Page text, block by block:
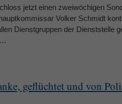
jetzt einen zweiwöchigen
Volker Schmidt
Dienstgruppen der Dienststelle
geflüchtet und von